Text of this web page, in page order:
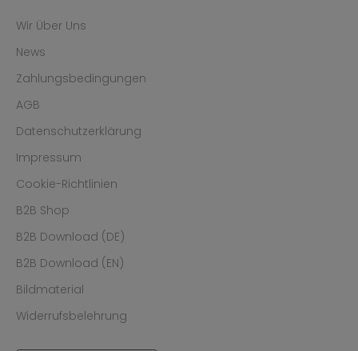
Wir Über Uns
News
Zahlungsbedingungen
AGB
Datenschutzerklärung
Impressum
Cookie-Richtlinien
B2B Shop
B2B Download (DE)
B2B Download (EN)
Bildmaterial
Widerrufsbelehrung